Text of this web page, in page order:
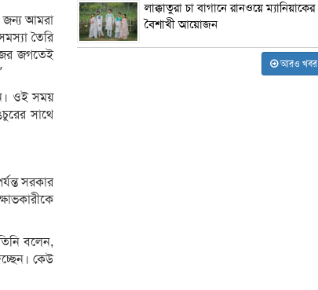
জন্য আমরা
তৈরি
জগতেই
ওই সময়
সাথে
সরকার
বলেন,
কেউ
লাক্কাতুরা চা বাগানে রানওয়ে ম্যানিয়াকের
বৈশাখী আয়োজন
আরও খবর